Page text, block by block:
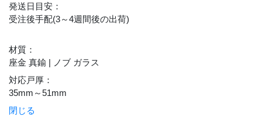
発送日目安 ：
受注後手配(3～4週間後の出荷)
材質 ：
座金 真鍮 | ノブ ガラス
対応戸厚 ：
35mm～51mm
閉じる